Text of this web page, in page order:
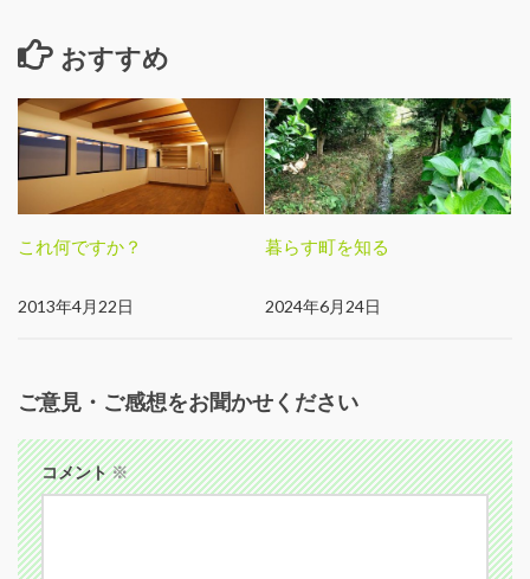
おすすめ
これ何ですか？
2013年4月22日
暮らす町を知る
2024年6月24日
ご意見・ご感想をお聞かせください
コメント※